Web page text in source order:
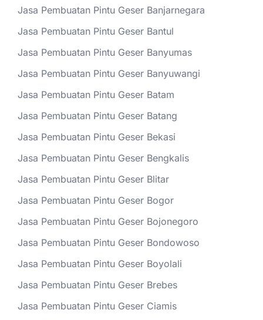
Jasa Pembuatan Pintu Geser Banjarnegara
Jasa Pembuatan Pintu Geser Bantul
Jasa Pembuatan Pintu Geser Banyumas
Jasa Pembuatan Pintu Geser Banyuwangi
Jasa Pembuatan Pintu Geser Batam
Jasa Pembuatan Pintu Geser Batang
Jasa Pembuatan Pintu Geser Bekasi
Jasa Pembuatan Pintu Geser Bengkalis
Jasa Pembuatan Pintu Geser Blitar
Jasa Pembuatan Pintu Geser Bogor
Jasa Pembuatan Pintu Geser Bojonegoro
Jasa Pembuatan Pintu Geser Bondowoso
Jasa Pembuatan Pintu Geser Boyolali
Jasa Pembuatan Pintu Geser Brebes
Jasa Pembuatan Pintu Geser Ciamis